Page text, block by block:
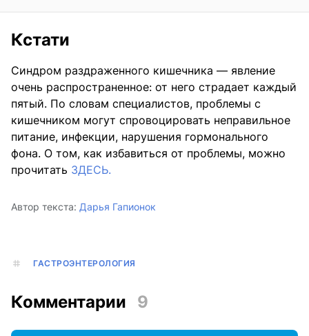
Кстати
Синдром раздраженного кишечника — явление
очень распространенное: от него страдает каждый
пятый. По словам специалистов, проблемы с
кишечником могут спровоцировать неправильное
питание, инфекции, нарушения гормонального
фона. О том, как избавиться от проблемы, можно
прочитать ЗДЕСЬ.
Автор текста: Дарья Гапионок
ГАСТРОЭНТЕРОЛОГИЯ
Комментарии 9